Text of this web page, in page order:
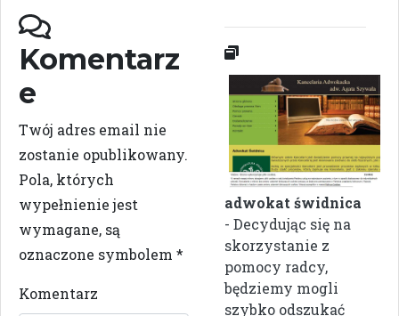
Komentarz
e
Twój adres email nie
zostanie opublikowany.
Pola, których
wypełnienie jest
wymagane, są
oznaczone symbolem *
Komentarz
adwokat świdnica
- Decydując się na
skorzystanie z
pomocy radcy,
będziemy mogli
szybko odszukać